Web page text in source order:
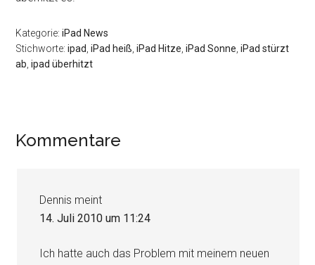
Kategorie:iPad News
Stichworte:ipad ,iPad heiß ,iPad Hitze ,iPad Sonne ,iPad stürzt
ab ,ipad überhitzt
Leser-
Kommentare
Dennis meint
14. Juli 2010 um 11:24
Ich hatte auch das Problem mit meinem neuen